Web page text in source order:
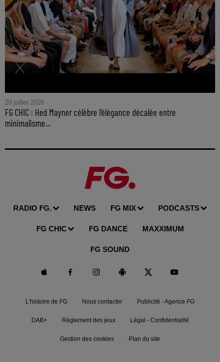
20 juillet 2026
FG CHIC : Hed Mayner célèbre l'élégance décalée entre
minimalisme...
RADIO FG. NEWS FG MIX PODCASTS
FG CHIC FG DANCE MAXXIMUM
FG SOUND
L'histoire de FG Nous contacter Publicité - Agence FG
DAB+ Règlement des jeux Légal - Confidentialité
Gestion des cookies Plan du site